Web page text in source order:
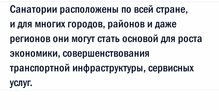
Санатории расположены по всей стране,
и для многих городов, районов и даже
регионов они могут стать основой для роста
экономики, совершенствования
транспортной инфраструктуры, сервисных
услуг.